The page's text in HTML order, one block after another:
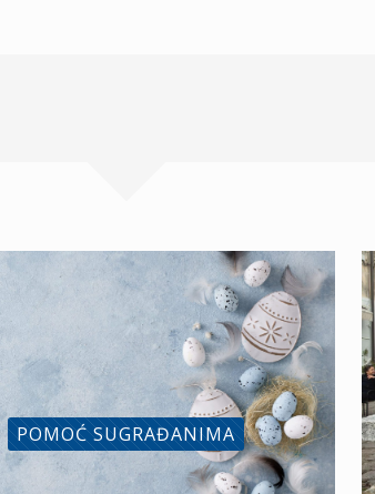
POMOĆ SUGRAĐANIMA